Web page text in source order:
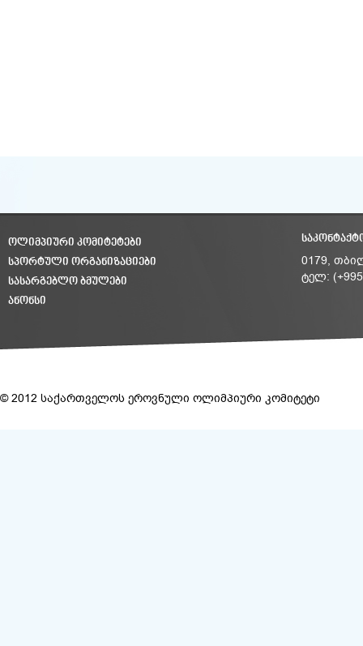
ᲝᲚᲘᲛᲞᲘᲣᲠᲘ ᲙᲝᲛᲘᲢᲔᲢᲔᲑᲘ
ᲡᲞᲝᲠᲢᲣᲚᲘ ᲝᲠᲒᲐᲜᲘᲖᲐᲪᲘᲔᲑᲘ
ᲡᲐᲡᲐᲠᲒᲔᲑᲚᲝ ᲑᲛᲣᲚᲔᲑᲘ
ᲐᲜᲝᲜᲡᲘ
0179,
ტელ: (+995
© 2012 საქართველოს ეროვნული ოლიმპიური კომიტეტი